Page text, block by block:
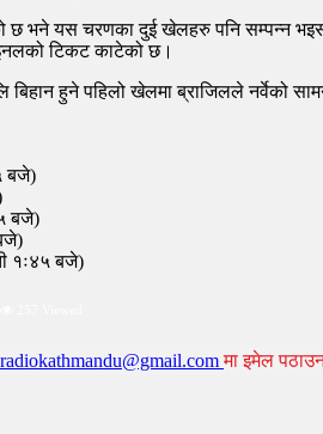
भने यस चरणका दुई खेलहरु पनि सम्पन्न
टिकट काटेको छ।
हुने पहिलो खेलमा ब्राजिलले नर्वेको
बजे)
बजे)
१ः४५ बजे)
मा इमेल